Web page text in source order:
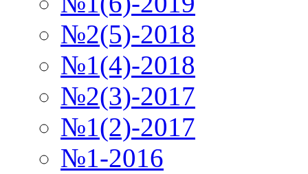
№2(5)-2018
№1(4)-2018
№2(3)-2017
№1(2)-2017
№1-2016